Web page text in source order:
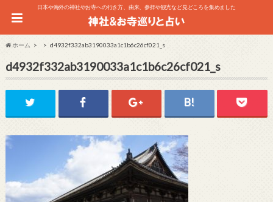
日本や海外の神社やお寺への行き方、由来、参拝や観光など見どころを集めました
ホーム d4932f332ab3190033a1c1b6c26cf021_s
d4932f332ab3190033a1c1b6c26cf021_s